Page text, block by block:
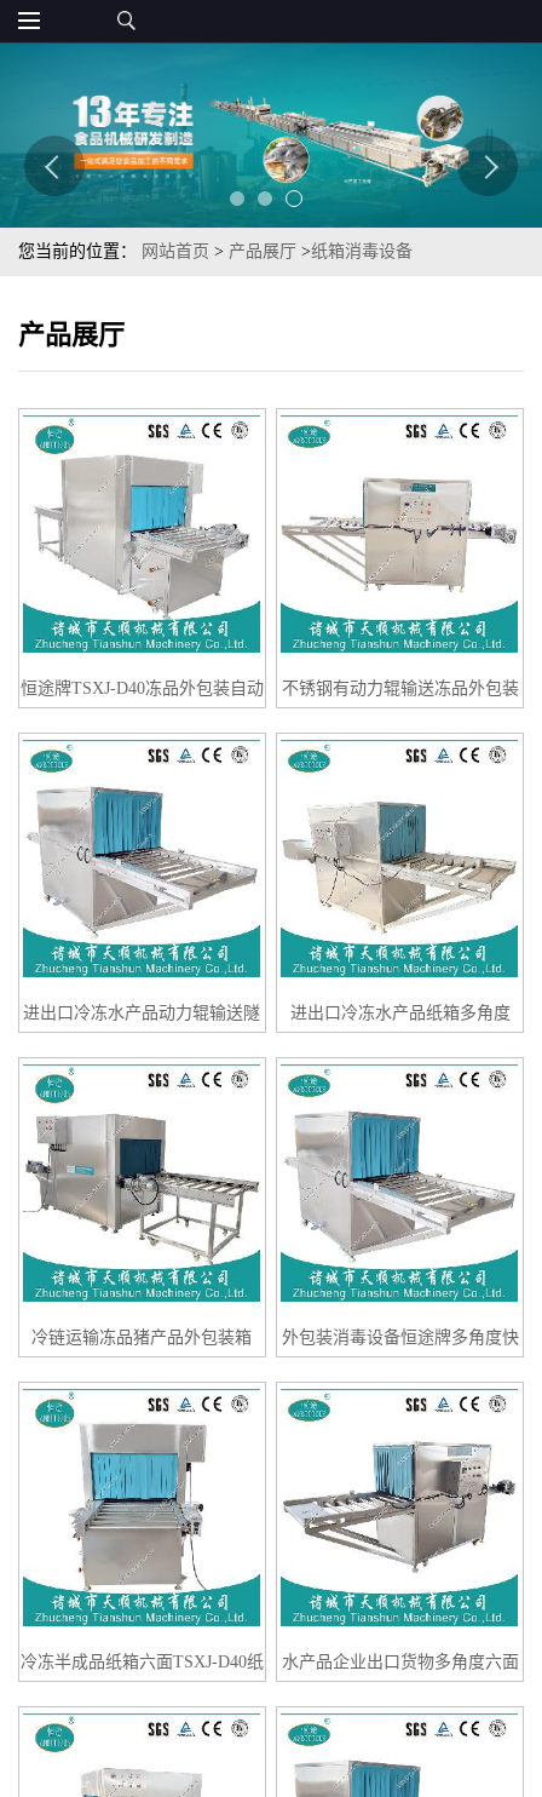
您当前的位置： 网站首页 > 产品展厅 >纸箱消毒设备
产品展厅
恒途牌TSXJ-D40冻品外包装自动
不锈钢有动力辊输送冻品外包装
进出口冷冻水产品动力辊输送隧
进出口冷冻水产品纸箱多角度
冷链运输冻品猪产品外包装箱
外包装消毒设备恒途牌多角度快
冷冻半成品纸箱六面TSXJ-D40纸
水产品企业出口货物多角度六面